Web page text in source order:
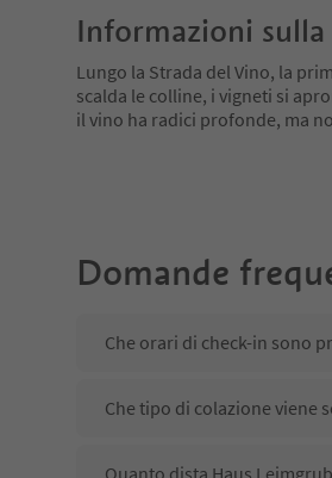
Informazioni
Lungo la Strada del Vino, la
scalda le colline, i vigneti si
il vino ha radici profonde, ma
Domande
Che orari di check-in sono
Che tipo di colazione viene